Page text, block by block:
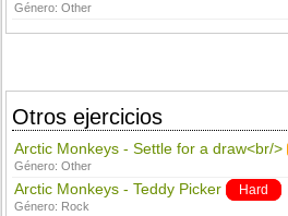
Género:Other
Otros ejercicios
Arctic Monkeys - Settle for a draw<br/>
Género:Other
Arctic Monkeys - Teddy Picker Hard
Género: Rock